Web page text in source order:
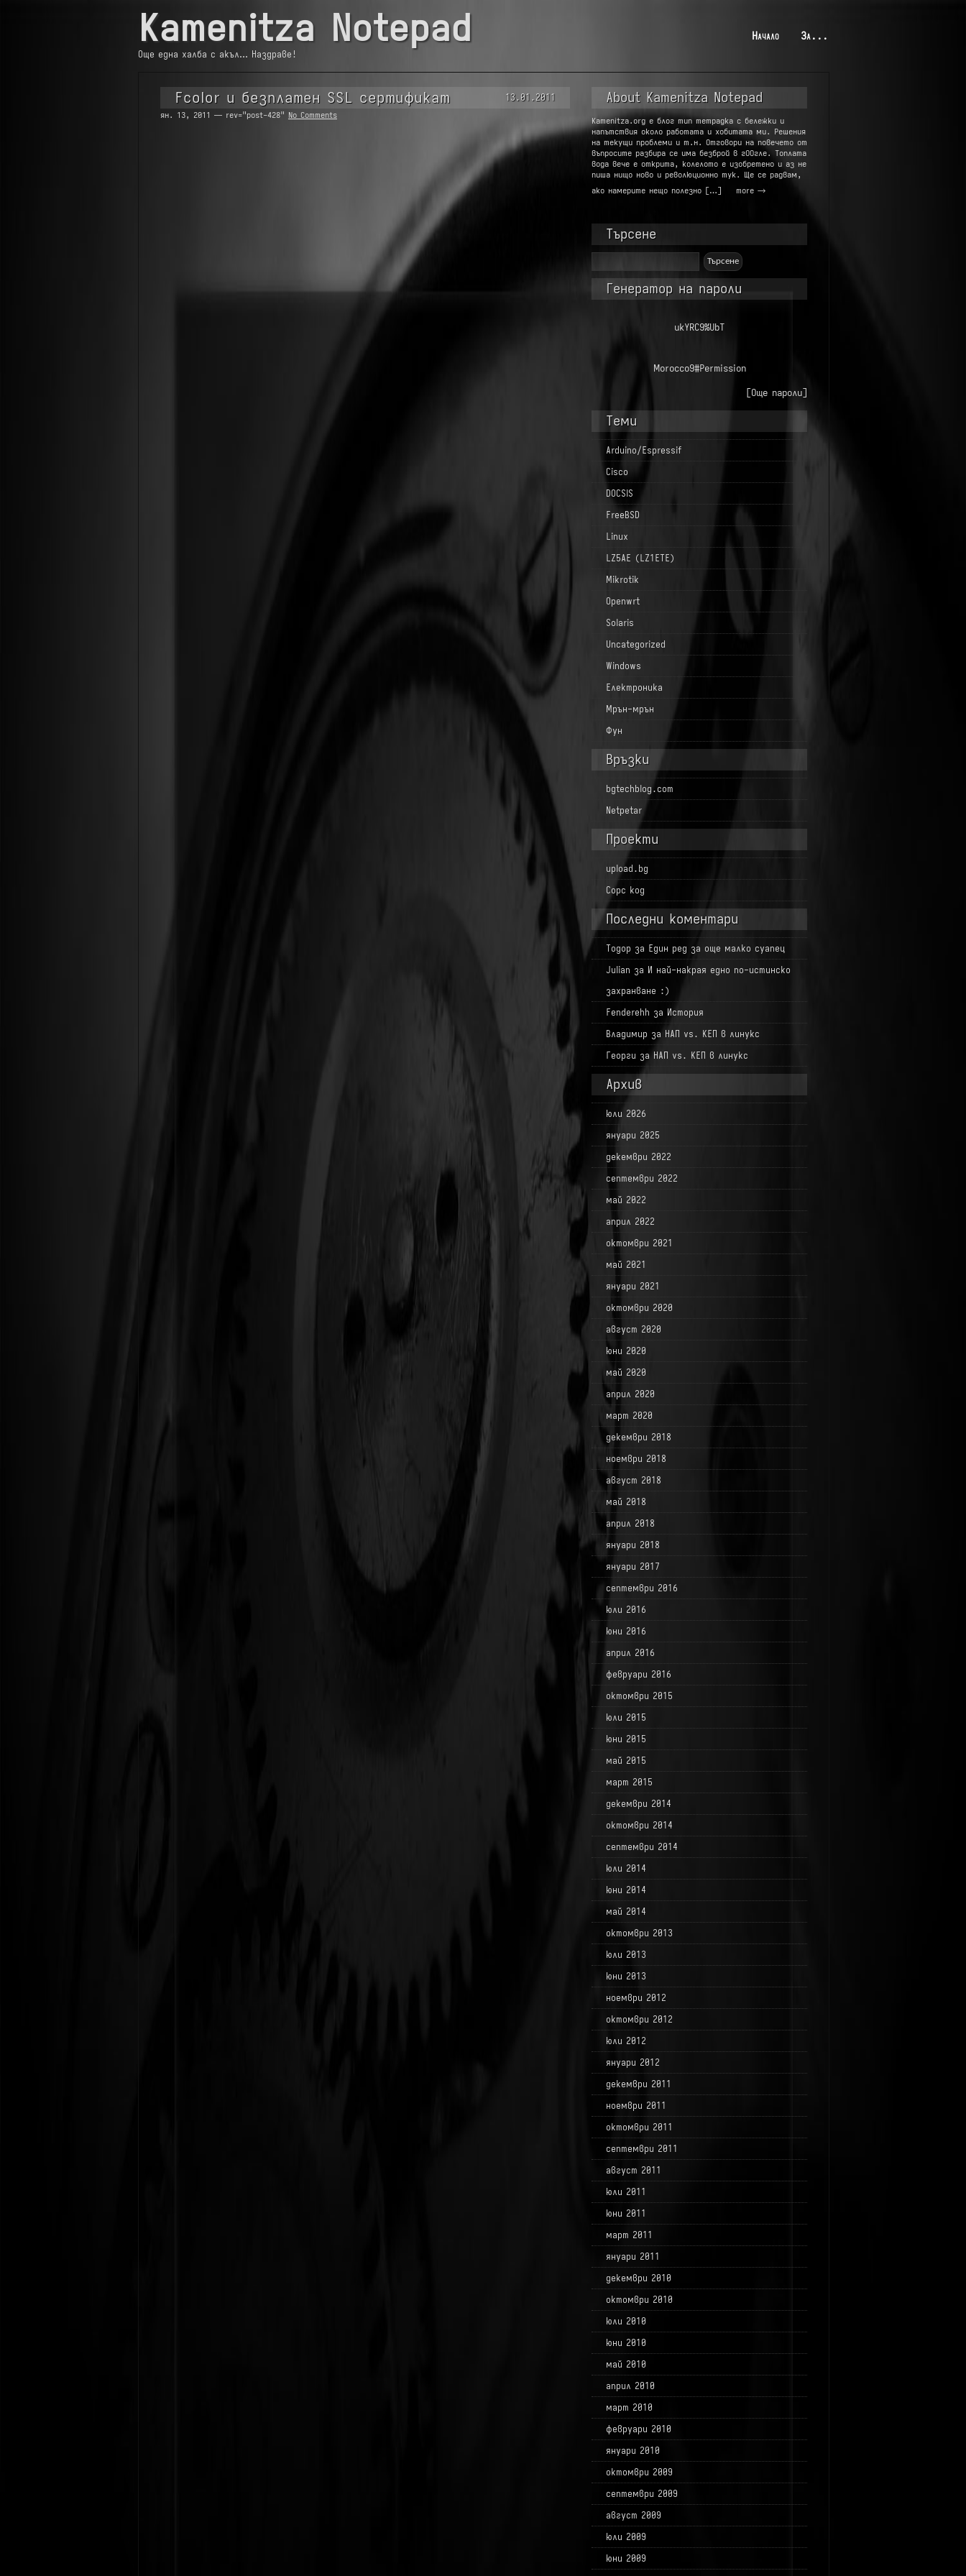
Kamenitza Notepad
Още една халба с акъл… Наздраве!
Начало За...
Fcolor и безплатен SSL сертификат 13.01.2011
ян. 13, 2011 — rev="post-428" No Comments
About Kamenitza Notepad
Kamenitza.org е блог тип тетрадка с бележки и
напътствия около работата и хобитата ми. Решения
на текущи проблеми и т.н. Отговори на повечето от
въпросите разбира се има безброй в гООгле. Топлата
вода вече е открита, колелото е изобретено и аз не
пиша нищо ново и революционно тук. Ще се радвам,
ако намерите нещо полезно […]
more →
Търсене
за:
Генератор на пароли
ukYRC9%UbT
Morocco9#Permission
[Още пароли]
Теми
Arduino/Espressif
Cisco
DOCSIS
FreeBSD
Linux
LZ5AE (LZ1ETE)
Mikrotik
Openwrt
Solaris
Uncategorized
Windows
Електроника
Мрън-мрън
Фун
Връзки
bgtechblog.com
Netpetar
Проекти
upload.bg
Сорс код
Последни коментари
Тодор за Един ред за още малко суапец
Julian за И най-накрая едно по-истинско
захранване :)
Fenderehh за История
Владимир за НАП vs. КЕП в линукс
Георги за НАП vs. КЕП в линукс
Архив
юли 2026
януари 2025
декември 2022
септември 2022
май 2022
април 2022
октомври 2021
май 2021
януари 2021
октомври 2020
август 2020
юни 2020
май 2020
април 2020
март 2020
декември 2018
ноември 2018
август 2018
май 2018
април 2018
януари 2018
януари 2017
септември 2016
юли 2016
юни 2016
април 2016
февруари 2016
октомври 2015
юли 2015
юни 2015
май 2015
март 2015
декември 2014
октомври 2014
септември 2014
юли 2014
юни 2014
май 2014
октомври 2013
юли 2013
юни 2013
ноември 2012
октомври 2012
юли 2012
януари 2012
декември 2011
ноември 2011
октомври 2011
септември 2011
август 2011
юли 2011
юни 2011
март 2011
януари 2011
декември 2010
октомври 2010
юли 2010
юни 2010
май 2010
април 2010
март 2010
февруари 2010
януари 2010
октомври 2009
септември 2009
август 2009
юли 2009
юни 2009